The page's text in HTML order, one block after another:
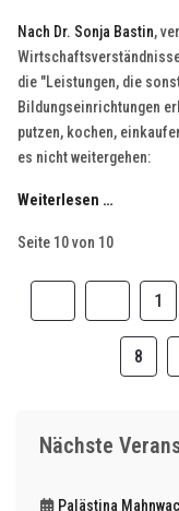
Nach Dr. Sonja Bastin,
die "Leistungen, die
Bildungseinrichtungen
putzen, kochen,
es nicht weitergehen:
Weiterlesen …
Seite 10 von 10
1
8
Nächste
Palästina